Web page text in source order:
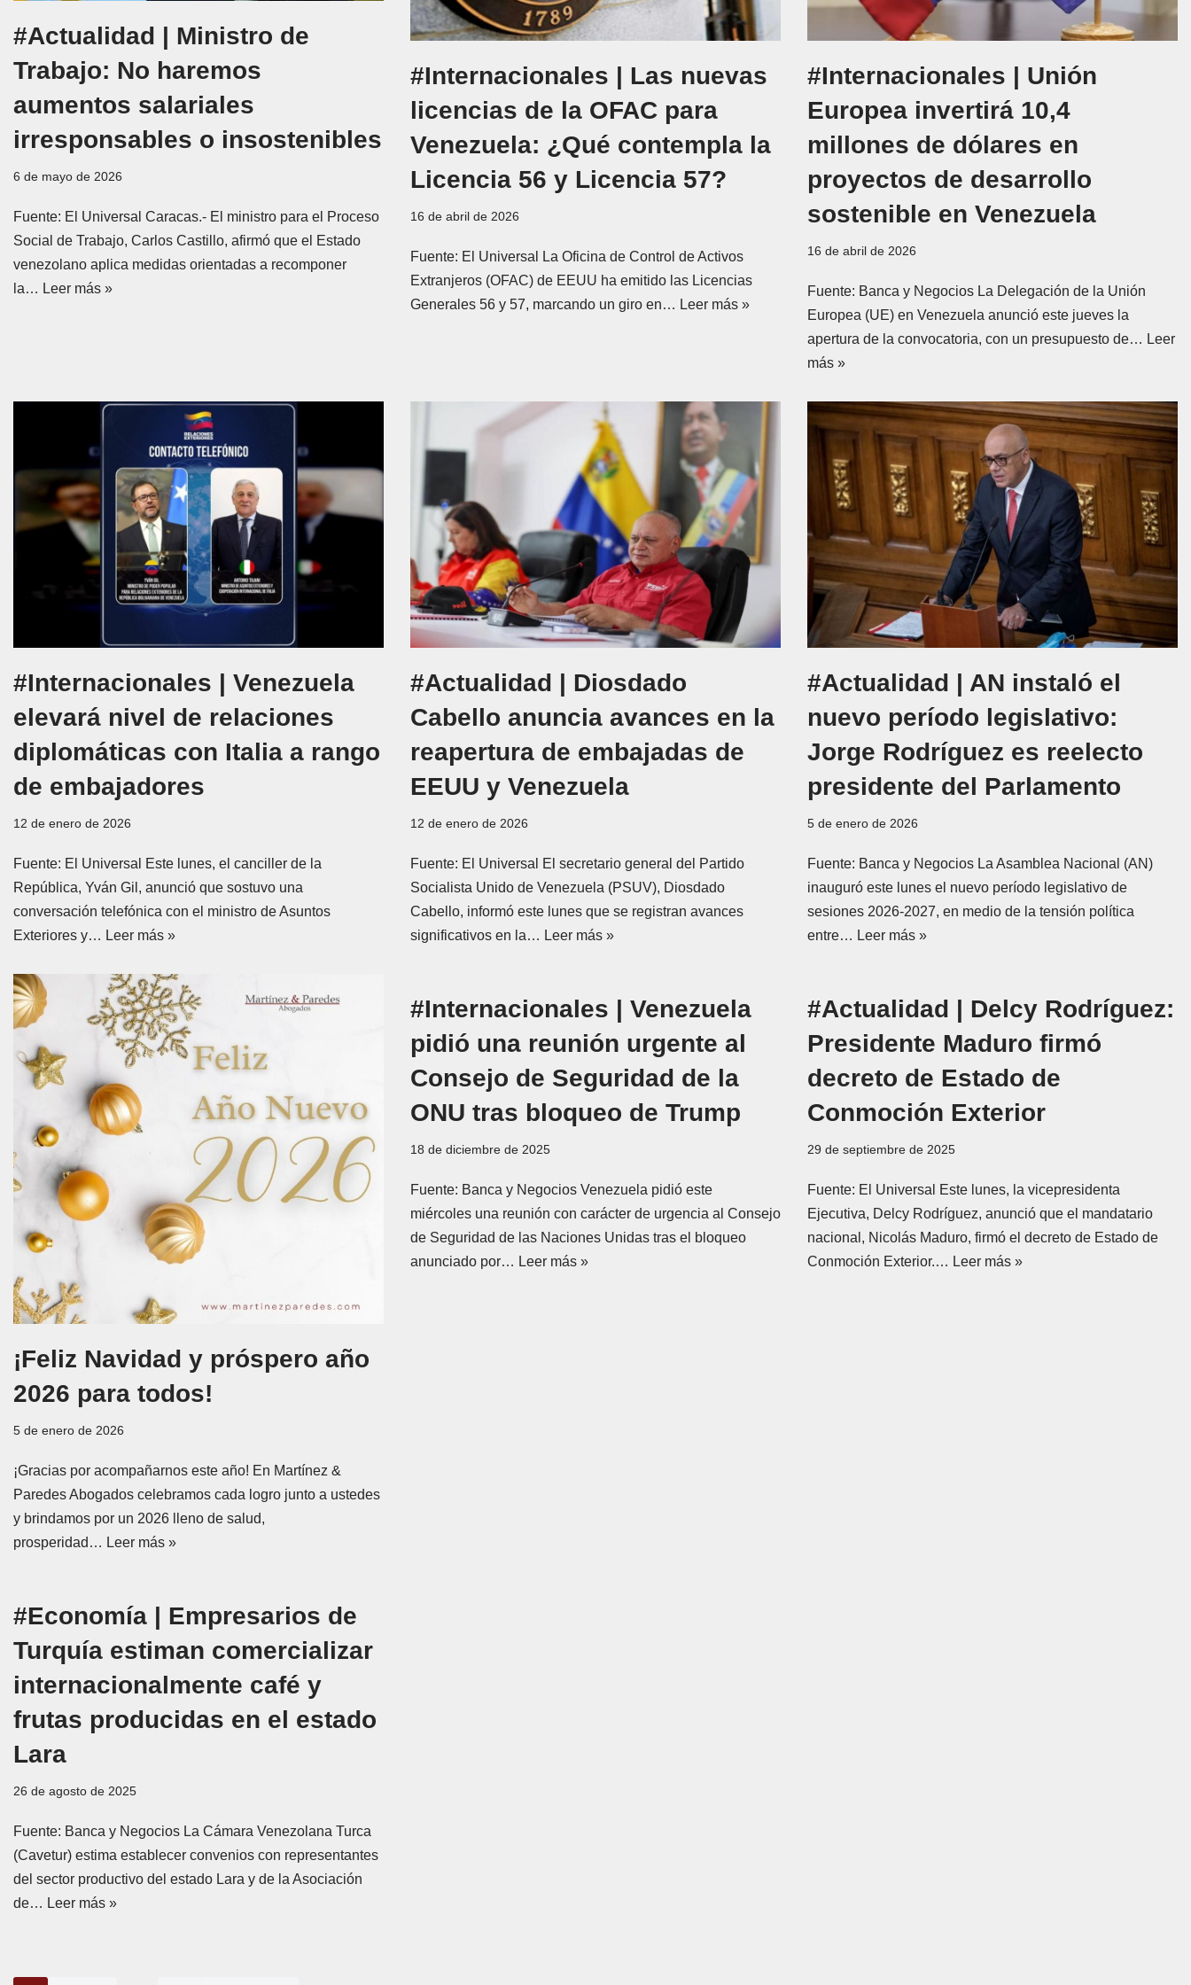
#Actualidad | Ministro de
Trabajo: No haremos
aumentos salariales
irresponsables o insostenibles
6 de mayo de 2026
Fuente: El Universal Caracas.- El ministro para el Proceso
Social de Trabajo, Carlos Castillo, afirmó que el Estado
venezolano aplica medidas orientadas a recomponer
la… Leer más »
#Internacionales | Las nuevas
licencias de la OFAC para
Venezuela: ¿Qué contempla la
Licencia 56 y Licencia 57?
16 de abril de 2026
Fuente: El Universal La Oficina de Control de Activos
Extranjeros (OFAC) de EEUU ha emitido las Licencias
Generales 56 y 57, marcando un giro en… Leer más »
#Internacionales | Unión
Europea invertirá 10,4
millones de dólares en
proyectos de desarrollo
sostenible en Venezuela
16 de abril de 2026
Fuente: Banca y Negocios La Delegación de la Unión
Europea (UE) en Venezuela anunció este jueves la
apertura de la convocatoria, con un presupuesto de… Leer
más »
#Internacionales | Venezuela
elevará nivel de relaciones
diplomáticas con Italia a rango
de embajadores
12 de enero de 2026
Fuente: El Universal Este lunes, el canciller de la
República, Yván Gil, anunció que sostuvo una
conversación telefónica con el ministro de Asuntos
Exteriores y… Leer más »
#Actualidad | Diosdado
Cabello anuncia avances en la
reapertura de embajadas de
EEUU y Venezuela
12 de enero de 2026
Fuente: El Universal El secretario general del Partido
Socialista Unido de Venezuela (PSUV), Diosdado
Cabello, informó este lunes que se registran avances
significativos en la… Leer más »
#Actualidad | AN instaló el
nuevo período legislativo:
Jorge Rodríguez es reelecto
presidente del Parlamento
5 de enero de 2026
Fuente: Banca y Negocios La Asamblea Nacional (AN)
inauguró este lunes el nuevo período legislativo de
sesiones 2026-2027, en medio de la tensión política
entre… Leer más »
¡Feliz Navidad y próspero año
2026 para todos!
5 de enero de 2026
¡Gracias por acompañarnos este año! En Martínez &
Paredes Abogados celebramos cada logro junto a ustedes
y brindamos por un 2026 lleno de salud,
prosperidad… Leer más »
#Internacionales | Venezuela
pidió una reunión urgente al
Consejo de Seguridad de la
ONU tras bloqueo de Trump
18 de diciembre de 2025
Fuente: Banca y Negocios Venezuela pidió este
miércoles una reunión con carácter de urgencia al Consejo
de Seguridad de las Naciones Unidas tras el bloqueo
anunciado por… Leer más »
#Actualidad | Delcy Rodríguez:
Presidente Maduro firmó
decreto de Estado de
Conmoción Exterior
29 de septiembre de 2025
Fuente: El Universal Este lunes, la vicepresidenta
Ejecutiva, Delcy Rodríguez, anunció que el mandatario
nacional, Nicolás Maduro, firmó el decreto de Estado de
Conmoción Exterior.… Leer más »
#Economía | Empresarios de
Turquía estiman comercializar
internacionalmente café y
frutas producidas en el estado
Lara
26 de agosto de 2025
Fuente: Banca y Negocios La Cámara Venezolana Turca
(Cavetur) estima establecer convenios con representantes
del sector productivo del estado Lara y de la Asociación
de… Leer más »